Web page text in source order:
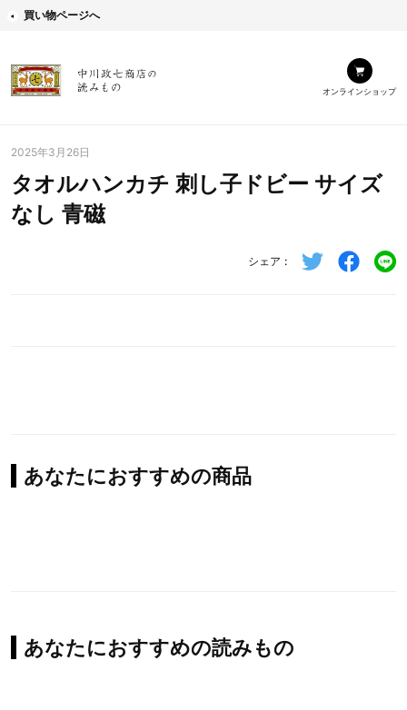
買い物ページへ
オンラインショップ
2025年3月26日
タオルハンカチ 刺し子ドビー サイズ
なし 青磁
シェア
あなたにおすすめの商品
あなたにおすすめの読みもの